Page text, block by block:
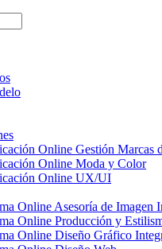
Online Gestión Marcas
Online Moda y Color
Online UX/UI
Online Asesoría de Imagen
Online Producción y
Online Diseño Gráfico